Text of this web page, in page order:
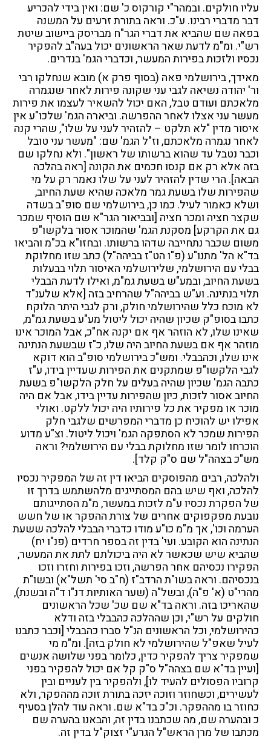
עליו חולקים. ובמהר"י קורקוס כ' שם: ואין בידי להכריע
דבר מדברי רבינו. ע"כ. וראה בתורת זרעים על המשנה
בפאה שם שהביא את דברי הגר"ח מבריסק ביישוב שיטת
רש"י. ומ"מ לדעת שאר הראשונים יכול בעה"ב להפקיר
נכסיו ולזכות בפירות המעשר, וכדברי הגמ' בנדרים.
מאידך, בירושלמי פאה (בסוף פרק א) מובא שנחלקו רבי
ור' יהודה נשיאה לגבי עני שקונה פירות לאחר שנגמרה
מלאכתם ועודם טבל, האם יכול להשאיר לעצמו את פירות
מעשר עני אצלו לאחר ההפרשה. וביארה הגמ' שלכו"ע אין
איסור מדין "לא תלקט – להזהיר לעני על שלו", שהרי קנה
לאחר נגמרה מלאכתם, וז"ל הגמ' שם: "מעשר עני טובל
וכבר נטבל עד שהוא ברשותו של ראשון". ולא נחלקו שם
בזה אלא רק אם קנסו חכמים את הקונה [ראה בהלכה
הבאה]. הרי שדין להזהיר לעני על שלו נאמר רק על מי
שהפירות שלו בשעת גמר מלאכה שהיא שעת החיוב,
ושלא כאמור לעיל. כמו כן, בירושלמי שם סופ"ב בשדה
שקצר חציה ומכר חציה [ובביאור הגר"א שם הוסיף שמכר
גם את הקרקע] מסקנת הגמ' שהמוכר אסור בלקשו"פ
משום שכבר נתחייבה שדהו ברשותו. ובחזו"א בכ"מ והביאו
בד"א הל' מתנו"ע (פ"ו הט"ז בביהה"ל) כתב שזו מחלוקת
בבלי עם הירושלמי, שלירושלמי האיסור תלוי בבעלות
בשעת החיוב, ובמע"ש בשעת גמ"מ, ואילו לדעת הבבלי
תלוי בנתינה. וע"ש בביהה"ל שהרחיב בזה [אלא שלענ"ד
לא מוכח כלל שהירושלמי חולק, ורק לגבי היתר הלוקח
כתבו בסופ"ק שכיון שהיה יכול ליטול מע"ע בשעת גמ"מ,
שאינו שלו, לא הוזהר אף אם יקנה אח"כ, אבל המוכר אינו
מוזהר אף אם בשעת החיוב היה שלו, כ"ז שבשעת הנתינה
אינו שלו, וכהבבלי. ומש"כ בירושלמי סופ"ב הוא דוקא
לגבי הלקשו"פ שמתקנים את הפירות שעדיין בידו, ע"ז
כתבה הגמ' שכיון שהיה בעלים על חלק הלקשו"פ בשעת
החיוב אסור לזכות, כיון שהפירות עדיין בידו, אבל אם היה
מוכר או מפקיר את כל פירותיו היה יכול ללקט. ואולי
אפילו יש להוכיח כן מדברי המפרשים שלגבי חלק
הפירות שמכר לא הסתפקה הגמ' ויכול ליטול. וצ"ע מדוע
הוכרחו לומר שזו מחלוקת בבלי עם הירושלמי? וראה
מש"כ בצהה"ל שם ס"ק קלד].
ולהלכה, רבים מהפוסקים הביאו דין זה של המפקיר נכסיו
להלכה, ואף שיש בהם המסתייגים מלהשתמש בדרך זו
של הפקרת נכסיו ע"מ לזכות במעשר, מ"מ הסתייגותם
נובעת מפקפוקים אחרים של צורת ההפקר או של חשש
הערמה וכו', אך מ"מ כו"ע מודו כדברי הבבלי להלכה ששעת
הנתינה הוא הקובע. ועי' בדין זה בספר חרדים (פנ"ו יח)
שהביא שיש שכאשר לא היה ביכולתם לתת את המעשר,
הפקירו נכסיהם אחר הפרשה, וזכו בפירות וחזרו וזכו
בנכסיהם. וראה בשו"ת הרדב"ז (ח"ב סי' תשל"א) ובשו"ת
מהרי"ט (א' פ"ה), ובשל"ה (שער האותיות דנ"ו ד"ה ובשנת),
שהאריכו בזה. וראה בד"א שם שכ' שכל הראשונים
חולקים על רש"י, וכן שההלכה כהבבלי בזה ודלא
כהירושלמי, וכל הראשונים הנ"ל סברו כהבבלי [וכבר כתבנו
לעיל שאפ"ל שהירושלמי לא חולק בזה]. ומ"מ מי
שמפקיר צריך להפקיר כדין, כלומר בפני שלושה אנשים
[ועיין בד"א שם בצהה"ל ס"ק קל אם יכול להפקיר בפני
קרוביו הפסולים להעיד לו], ולהפקיר בין לעניים ובין
לעשירים, וכשחוזר וזוכה יזכה בתורת זוכה מההפקר, ולא
כחוזר בו מההפקר. וכ"כ בד"א שם. וראה עוד להלן בסעיף
כ ובהערה שם, מה שכתבנו בדין זה, והבאנו בהערה שם
מכתבו של מרן הראש"ל הגרע"י זצוק"ל בדין זה.